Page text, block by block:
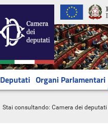
Deputati Organi Parlamentari
Stai consultando: Camera dei deputati